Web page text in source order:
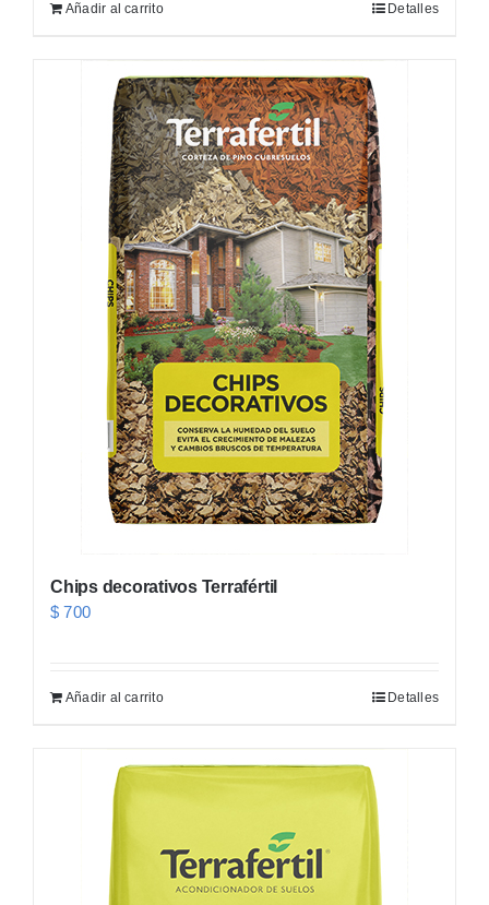
Añadir al carrito Detalles
Chips decorativos Terrafértil
$ 700
Añadir al carrito Detalles